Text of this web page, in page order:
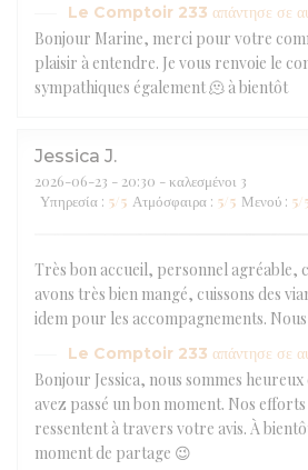
Le Comptoir 233 απάντησε σε
Bonjour Marine, merci pour votre
plaisir à entendre. Je vous renvoie le
sympathiques également 🫠 à bientôt
Jessica J
2026-06-23 - 20:30 - καλεσμένοι 3
Υπηρεσία : 5/5 Ατμόσφαιρα : 5/5 Μενού : 5/
Très bon accueil, personnel agréable,
avons très bien mangé, cuissons des
idem pour les accompagnements.
Le Comptoir 233 απάντησε σε
Bonjour Jessica, nous sommes
avez passé un bon moment. Nos
ressentent à travers votre avis. À
moment de partage 😉